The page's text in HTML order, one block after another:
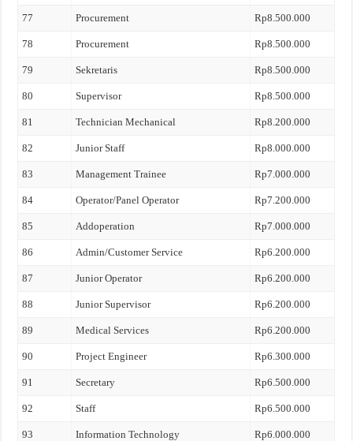
77 Procurement Rp8.500.000
78 Procurement Rp8.500.000
79 Sekretaris Rp8.500.000
80 Supervisor Rp8.500.000
81 Technician Mechanical Rp8.200.000
82 Junior Staff Rp8.000.000
83 Management Trainee Rp7.000.000
84 Operator/Panel Operator Rp7.200.000
85 Addoperation Rp7.000.000
86 Admin/Customer Service Rp6.200.000
87 Junior Operator Rp6.200.000
88 Junior Supervisor Rp6.200.000
89 Medical Services Rp6.200.000
90 Project Engineer Rp6.300.000
91 Secretary Rp6.500.000
92 Staff Rp6.500.000
93 Information Technology Rp6.000.000